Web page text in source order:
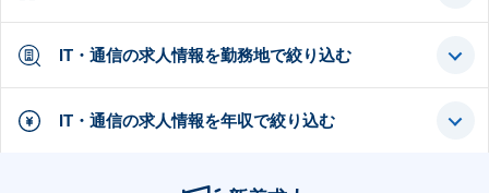
IT・通信の求人情報を勤務地で絞り込む
IT・通信の求人情報を年収で絞り込む